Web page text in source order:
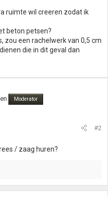
ruimte wil creeren zodat ik
beton petsen?
zou een rachelwerk van 0,5 cm
die in dit geval dan
Moderator
#2
/ zaag huren?